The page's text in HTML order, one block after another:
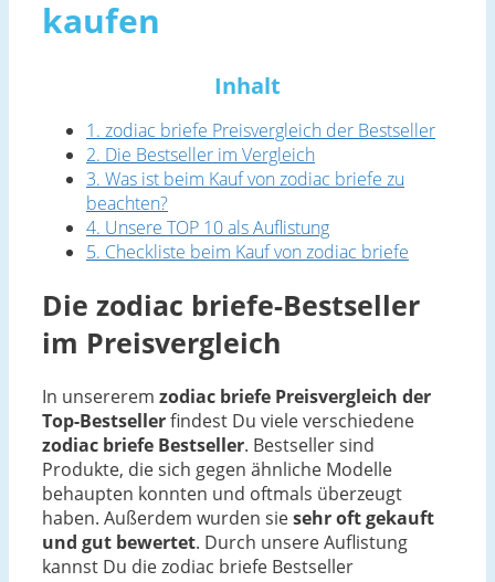
kaufen
Inhalt
1. zodiac briefe Preisvergleich der Bestseller
2. Die Bestseller im Vergleich
3. Was ist beim Kauf von zodiac briefe zu
beachten?
4. Unsere TOP 10 als Auflistung
5. Checkliste beim Kauf von zodiac briefe
Die zodiac briefe-Bestseller
im Preisvergleich
In unsererem zodiac briefe Preisvergleich der
Top-Bestsellerfindest Du viele verschiedene
zodiac briefe Bestseller. Bestseller sind
Produkte, die sich gegen ähnliche Modelle
behaupten konnten und oftmals überzeugt
haben. Außerdem wurden siesehr oft gekauft
und gut bewertet. Durch unsere Auflistung
kannst Du die zodiac briefe Bestseller